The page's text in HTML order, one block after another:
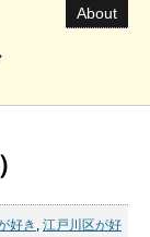
About
好き , 江戸川区が好